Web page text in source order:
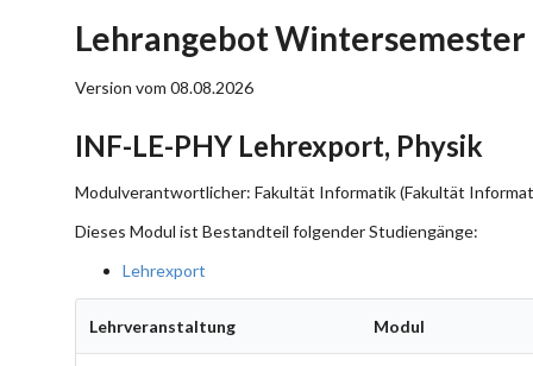
Lehrangebot Wintersemester
Version vom 08.08.2026
INF-LE-PHY Lehrexport, Physik
Modulverantwortlicher: Fakultät Informatik (Fakultät
Dieses Modul ist Bestandteil folgender Studiengänge:
Lehrexport
Lehrveranstaltung Modul